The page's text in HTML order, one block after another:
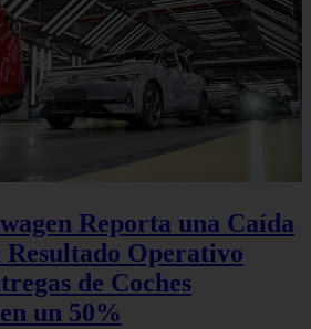
Reporta una Caída
Resultado Operativo
de Coches
un 50%